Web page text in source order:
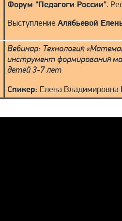
Форум "Педагоги России".
Выступление Алябьевой
Вебинар: Технология
инструмент формирования
детей 3-7 лет
Спикер: Елена Владимировна